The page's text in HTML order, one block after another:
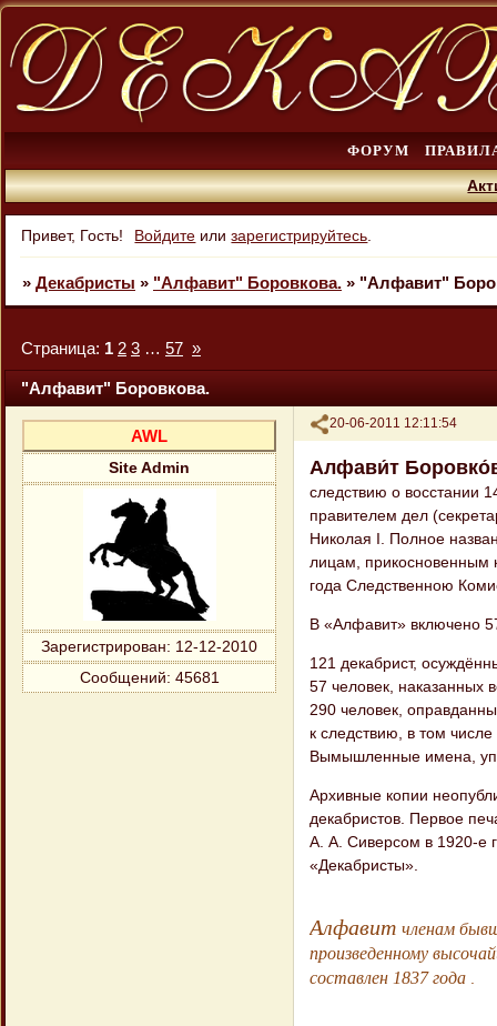
ФОРУМ
Привет, Гость! Войдите илизарегистрируйтесь
» Декабристы » "Алфавит" Боровкова. » "Алфавит"
"Алфавит" Боровкова.
Страница: 1 2 3 … 57 »
Поделиться
20-06-2011 12:11:54
AWL
Site Admin
Зарегистрирован: 12-12-2010
Сообщений: 45681
Алфави́т
следствию о восстании
правителем дел
Николая I. Полное
лицам, прикосновенным
года Следственною
В «Алфавит» включено
121 декабрист,
57 человек, наказанных
290 человек,
к следствию, в том
Вымышленные имена,
Архивные копии
декабристов. Первое
А. А. Сиверсом в 1920-е
«Декабристы».
Алфавит членам
произведенному
составлен 1837 года